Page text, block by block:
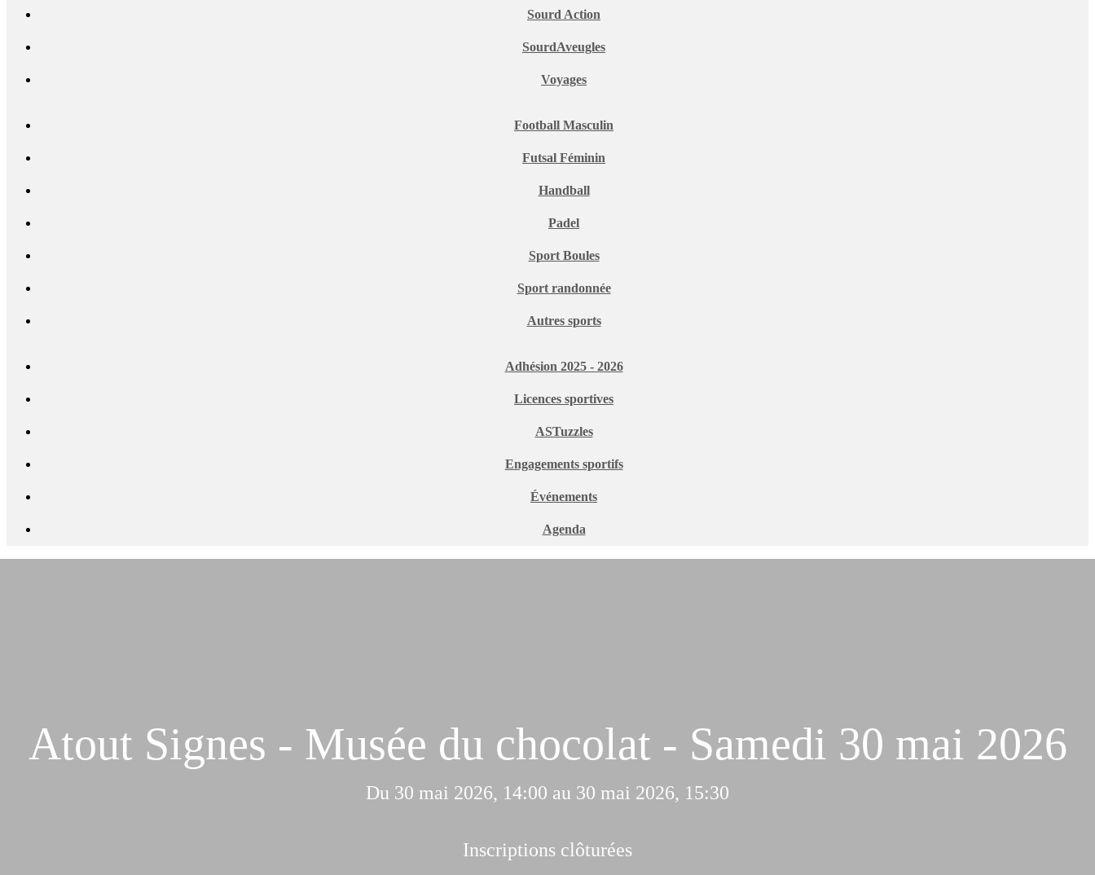
Sourd Action
SourdAveugles
Voyages
Football Masculin
Futsal Féminin
Handball
Padel
Sport Boules
Sport randonnée
Autres sports
Adhésion 2025 - 2026
Licences sportives
ASTuzzles
Engagements sportifs
Événements
Agenda
Atout Signes - Musée du chocolat - Samedi 30 mai 2026
Du 30 mai 2026, 14:00 au 30 mai 2026, 15:30
Inscriptions clôturées